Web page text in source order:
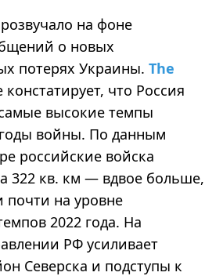
на фоне
о новых
потерях Украины. The
констатирует, что Россия
высокие темпы
годы войны. По данным
российские войска
322 кв. км — вдвое больше,
почти на уровне
2022 года. На
РФ усиливает
Северска и подступы к